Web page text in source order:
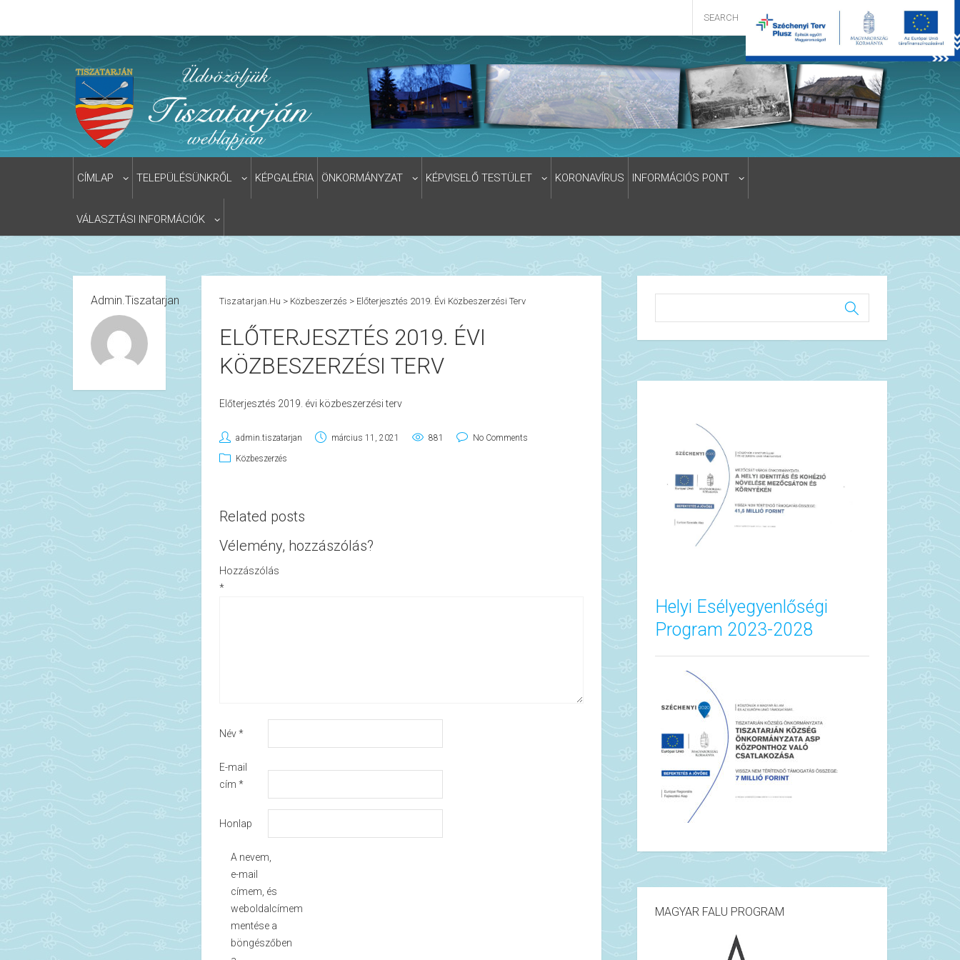
CÍMLAP TELEPÜLÉSÜNKRŐL KÉPGALÉRIA ÖNKORMÁNYZAT KÉPVISELŐ TESTÜLET KORONAVÍRUS INFORMÁCIÓS PONT
VÁLASZTÁSI INFORMÁCIÓK
Admin.tiszatarjan Tiszatarjan.hu > Közbeszerzés > Előterjesztés 2019. Évi Közbeszerzési Terv
ELŐTERJESZTÉS 2019. ÉVI
KÖZBESZERZÉSI TERV
Előterjesztés 2019. évi közbeszerzési terv
admin.tiszatarjan március 11, 2021 881 No Comments
Közbeszerzés
Related posts
Vélemény, hozzászólás?
Hozzászólás
*
Név*
E-mail
cím *
Honlap
A nevem,
e-mail
címem, és
weboldalcímem
mentése a
böngészőben
Helyi Esélyegyenlőségi
Program 2023-2028
MAGYAR FALU PROGRAM